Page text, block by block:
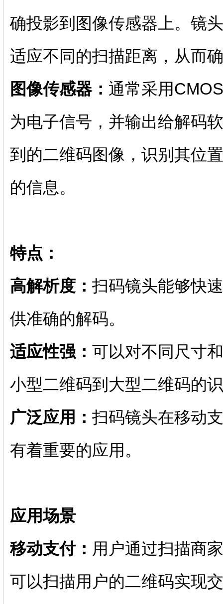
确投影到图像传感器上。镜
适应不同的扫描距离，从而
图像传感器： 通常采用
为电子信号，并输出给解码
到的二维码图像，识别其位
的信息。
特点：
高解析度： 扫码镜头能够快
供准确的解码。
适应性强： 可以对不同尺寸
小型二维码到大型二维码的
广泛应用： 扫码镜头在移动
有着重要的应用。
应用场景
移动支付： 用户通过扫描商
可以扫描用户的二维码实现